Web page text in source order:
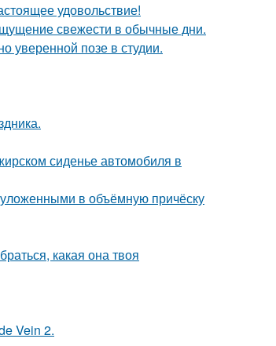
удовольствие!
свежести в обычные дни.
уверенной позе в студии.
сиденье автомобиля в
в объёмную причёску
какая она твоя
Vein 2.